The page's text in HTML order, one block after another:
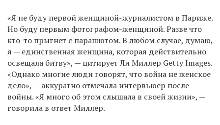
«Я не буду первой женщиной-журналистом в Париже.
Но буду первым фотографом-женщиной. Разве что
кто-то прыгнет с парашютом. В любом случае, думаю,
я — единственная женщина, которая действительно
освещала битву», — цитирует Ли Миллер Getty Images.
«Однако многие люди говорят, что война не женское
дело», — аккуратно отмечала интервьюер после
войны. «Я много об этом слышала в своей жизни», —
говорила в ответ Миллер.